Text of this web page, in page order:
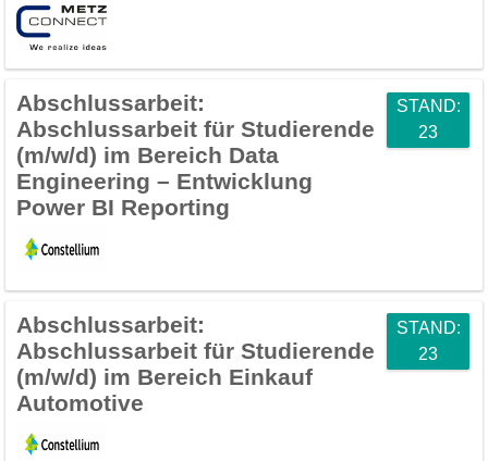
Abschlussarbeit:
Abschlussarbeit für Studierende
(m/w/d) im Bereich Data
Engineering – Entwicklung
Power BI Reporting
STAND:
23
Abschlussarbeit:
Abschlussarbeit für Studierende
(m/w/d) im Bereich Einkauf
Automotive
STAND:
23